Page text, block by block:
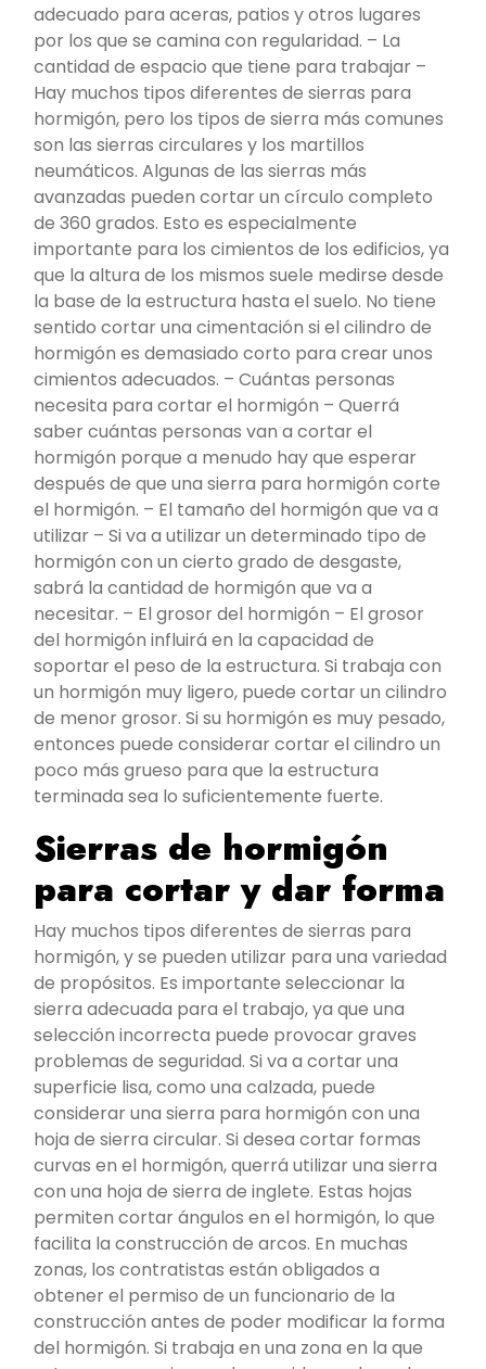
adecuado para aceras, patios y otros lugares
por los que se camina con regularidad. – La
cantidad de espacio que tiene para trabajar –
Hay muchos tipos diferentes de sierras para
hormigón, pero los tipos de sierra más comunes
son las sierras circulares y los martillos
neumáticos. Algunas de las sierras más
avanzadas pueden cortar un círculo completo
de 360 grados. Esto es especialmente
importante para los cimientos de los edificios, ya
que la altura de los mismos suele medirse desde
la base de la estructura hasta el suelo. No tiene
sentido cortar una cimentación si el cilindro de
hormigón es demasiado corto para crear unos
cimientos adecuados. – Cuántas personas
necesita para cortar el hormigón – Querrá
saber cuántas personas van a cortar el
hormigón porque a menudo hay que esperar
después de que una sierra para hormigón corte
el hormigón. – El tamaño del hormigón que va a
utilizar – Si va a utilizar un determinado tipo de
hormigón con un cierto grado de desgaste,
sabrá la cantidad de hormigón que va a
necesitar. – El grosor del hormigón – El grosor
del hormigón influirá en la capacidad de
soportar el peso de la estructura. Si trabaja con
un hormigón muy ligero, puede cortar un cilindro
de menor grosor. Si su hormigón es muy pesado,
entonces puede considerar cortar el cilindro un
poco más grueso para que la estructura
terminada sea lo suficientemente fuerte.
Sierras de hormigón
para cortar y dar forma
Hay muchos tipos diferentes de sierras para
hormigón, y se pueden utilizar para una variedad
de propósitos. Es importante seleccionar la
sierra adecuada para el trabajo, ya que una
selección incorrecta puede provocar graves
problemas de seguridad. Si va a cortar una
superficie lisa, como una calzada, puede
considerar una sierra para hormigón con una
hoja de sierra circular. Si desea cortar formas
curvas en el hormigón, querrá utilizar una sierra
con una hoja de sierra de inglete. Estas hojas
permiten cortar ángulos en el hormigón, lo que
facilita la construcción de arcos. En muchas
zonas, los contratistas están obligados a
obtener el permiso de un funcionario de la
construcción antes de poder modificar la forma
del hormigón. Si trabaja en una zona en la que